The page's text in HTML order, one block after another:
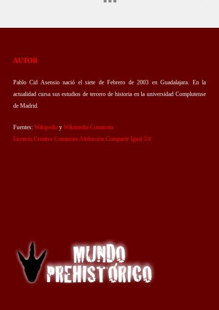
AUTOR
Pablo Cid Asensio nació el siete de Febrero de 2003 en Guadalajara. En la
actualidad cursa sus estudios de tercero de historia en la universidad Complutense
de Madrid.
Fuentes: Wikipediay Wikimedia Commons
Licencia Creative Commons Atribución Compartir Igual 3.0